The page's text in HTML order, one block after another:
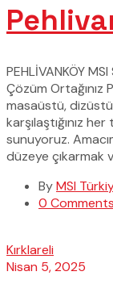
PEHLİVANKÖY
Çözüm Ortağınız
masaüstü,
karşılaştığınız
sunuyoruz.
düzeye çıkarmak
ByMSI
0 Comments
Kırklareli
Nisan 5, 2025